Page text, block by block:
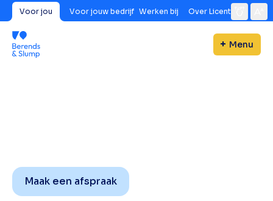
Voor jou Voor jouw bedrijf Werken bij Over Licent
Menu
Maak een afspraak